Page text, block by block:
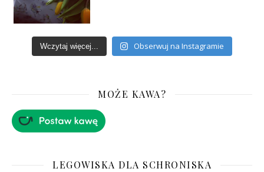
Wczytaj więcej... Obserwuj na Instagramie
MOŻE KAWA?
LEGOWISKA DLA SCHRONISKA